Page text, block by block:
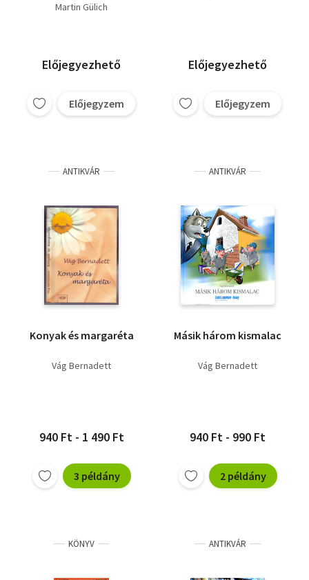
Martin Gülich
Előjegyezhető
Előjegyzem
Előjegyezhető
Előjegyzem
ANTIKVÁR
Konyak és margaréta
Vág Bernadett
940 Ft - 1 490 Ft
3 példány
ANTIKVÁR
Másik három kismalac
Vág Bernadett
940 Ft - 990 Ft
2 példány
KÖNYV ANTIKVÁR